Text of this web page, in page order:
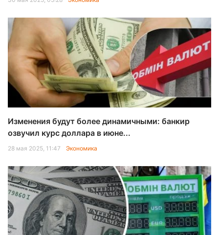
Изменения будут более динамичными: банкир
озвучил курс доллара в июне...
28 мая 2025, 11:47 Экономика